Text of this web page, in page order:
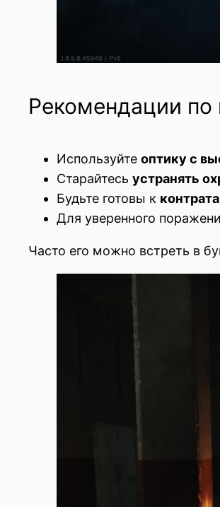
Рекомендации
Используйте оптику с
Старайтесь устранять
Будьте готовы к
Для уверенного
Часто его можно встреть в